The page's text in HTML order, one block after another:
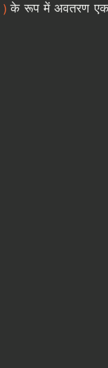
) के रूप में अवतरण एक